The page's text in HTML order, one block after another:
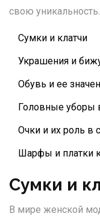
свою уникальность.
Сумки и клатчи
Украшения и
Обувь и ее
Головные уборы
Очки и их роль в
Шарфы и платки
Сумки и
В мире женской